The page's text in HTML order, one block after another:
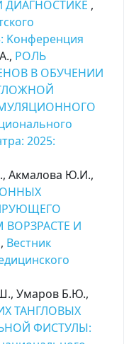
ДИАГНОСТИКЕ ,
Kонференция
РОЛЬ
В ОБУЧЕНИИ
2025:
Акмалова Ю.И.,
И
, Вестник
Умаров Б.Ю.,
ТАНГЛОВЫХ
ФИСТУЛЫ: